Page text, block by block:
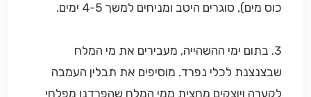
כוס מים), סוגרים היטב ומניחים למשך 4-5 ימים.
3. בתום ימי ההשהייה, מעבירים את מי המלח
שבצנצנת לכלי נפרד. מוסיפים את תבלין העמבה
לקערה ויוצקים מחצית ממי המלח שהפרדנו מפלחי